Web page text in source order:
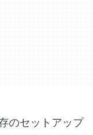
のセットアップ